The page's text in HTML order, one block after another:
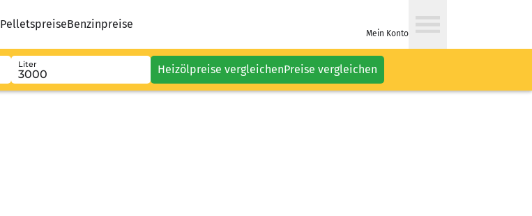
PelletspreiseBenzinpreise
Mein Konto
Liter Heizölpreise vergleichenPreise vergleichen